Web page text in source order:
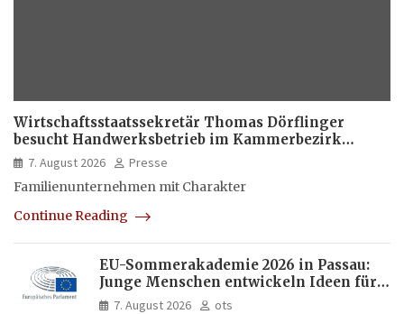
Wirtschaftsstaatssekretär Thomas Dörflinger
besucht Handwerksbetrieb im Kammerbezirk
Freiburg
7. August 2026
Presse
Familienunternehmen mit Charakter
Continue Reading
EU-Sommerakademie 2026 in Passau:
Junge Menschen entwickeln Ideen für
Europas Zukunft
7. August 2026 ots